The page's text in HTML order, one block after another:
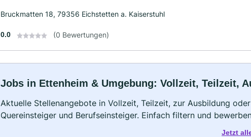
Bruckmatten 18, 79356 Eichstetten a. Kaiserstuhl
0.0 (0 Bewertungen)
Jobs in Ettenheim & Umgebung: Vollzeit, Teilzeit,
Aktuelle Stellenangebote in Vollzeit, Teilzeit, zur Ausbildung
Quereinsteiger und Berufseinsteiger. Einfach filtern und
Jetzt